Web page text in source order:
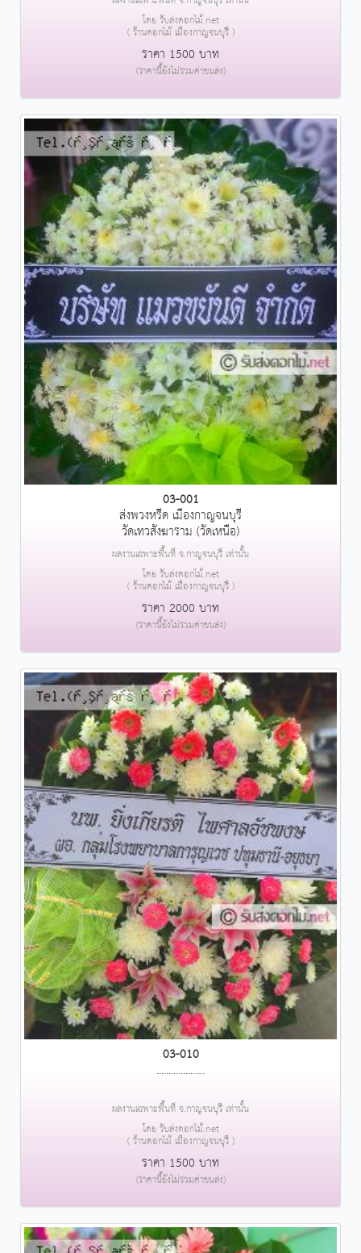
โดย รับส่งดอกไม้.net
( ร้านดอกไม้ เมืองกาญจนบุรี )
ราคา 1500 บาท
(ราคานี้ยังไม่รวมค่าขนส่ง)
03-001
ส่งพวงหรีด เมืองกาญจนบุรี
วัดเทวสังฆาราม (วัดเหนือ)
ผลงานเฉพาะพื้นที่ จ.กาญจนบุรี เท่านั้น
โดย รับส่งดอกไม้.net
( ร้านดอกไม้ เมืองกาญจนบุรี )
ราคา 2000 บาท
(ราคานี้ยังไม่รวมค่าขนส่ง)
03-010
....................
ผลงานเฉพาะพื้นที่ จ.กาญจนบุรี เท่านั้น
โดย รับส่งดอกไม้.net
( ร้านดอกไม้ เมืองกาญจนบุรี )
ราคา 1500 บาท
(ราคานี้ยังไม่รวมค่าขนส่ง)